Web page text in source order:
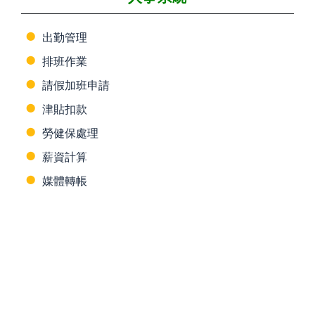
出勤管理
排班作業
請假加班申請
津貼扣款
勞健保處理
薪資計算
媒體轉帳